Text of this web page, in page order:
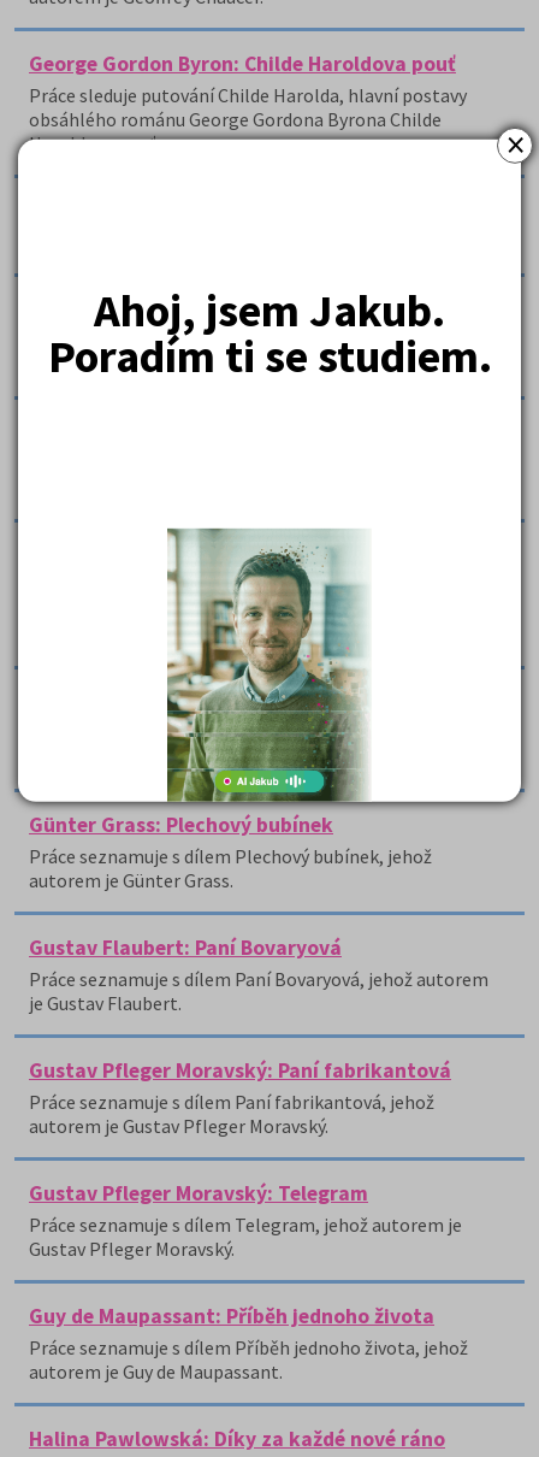
×
Ahoj, jsem Jakub.
Poradím ti se studiem.
George Gordon Byron: Childe Haroldova pouť
Práce sleduje putování Childe Harolda, hlavní postavy
obsáhlého románu George Gordona Byrona Childe
Haroldova pouť.
George Orwell: 1984
Práce seznamuje s dílem 1984, jehož autorem je George
Orwell.
Giovanni Boccaccio: Dekameron
Práce je součástí série profesionálních zápisů do
čtenářského deníku věnujících se české a světové literární
Graham Greene: Ministerstvo strachu
Práce seznamuje s dílem Ministerstvo strachu, jehož
autorem je Graham Greene.
Günter Grass: Plechový bubínek
Práce seznamuje s dílem Plechový bubínek, jehož
autorem je Günter Grass.
Gustav Flaubert: Paní Bovaryová
Práce seznamuje s dílem Paní Bovaryová, jehož autorem
je Gustav Flaubert.
Gustav Pfleger Moravský: Paní fabrikantová
Práce seznamuje s dílem Paní fabrikantová, jehož
autorem je Gustav Pfleger Moravský.
Gustav Pfleger Moravský: Telegram
Práce seznamuje s dílem Telegram, jehož autorem je
Gustav Pfleger Moravský.
Guy de Maupassant: Příběh jednoho života
Práce seznamuje s dílem Příběh jednoho života, jehož
autorem je Guy de Maupassant.
Halina Pawlowská: Díky za každé nové ráno